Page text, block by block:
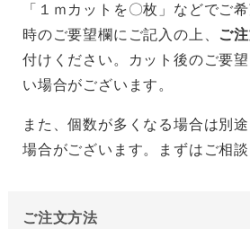
「１ｍカットを〇枚」などでご
時のご要望欄にご記入の上、 ご
付けください。カット後のご要
い場合がございます。
また、個数が多くなる場合は別
場合がございます。まずはご相談
ご注文方法